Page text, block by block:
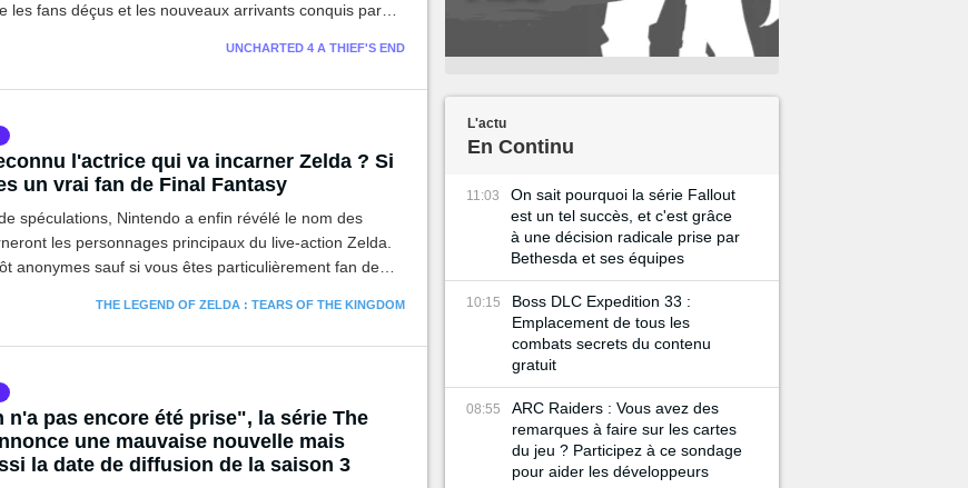
les fans déçus et les nouveaux arrivants conquis par
UNCHARTED 4 A THIEF'S END
l'actrice qui va incarner Zelda ? Si
un vrai fan de Final Fantasy
spéculations, Nintendo a enfin révélé le nom des
les personnages principaux du live-action Zelda.
anonymes sauf si vous êtes particulièrement fan de
THE LEGEND OF ZELDA : TEARS OF THE KINGDOM
n'a pas encore été prise", la série The
une mauvaise nouvelle mais
la date de diffusion de la saison 3
L'actu
En Continu
11:03
On sait pourquoi la série Fallout
est un tel succès, et c'est grâce
à une décision radicale prise par
Bethesda et ses équipes
10:15
Boss DLC Expedition 33 :
Emplacement de tous les
combats secrets du contenu
gratuit
08:55
ARC Raiders : Vous avez des
remarques à faire sur les cartes
du jeu ? Participez à ce sondage
pour aider les développeurs